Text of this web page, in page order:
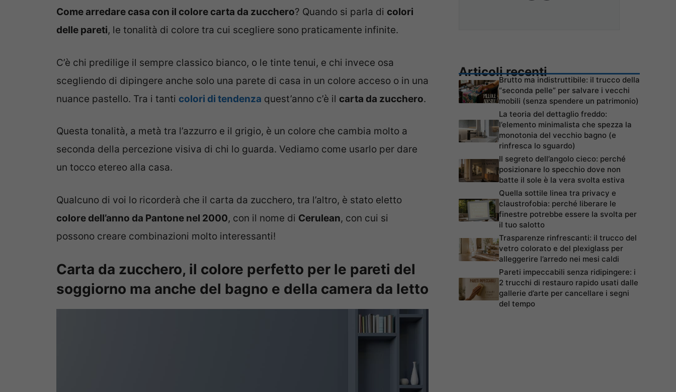
Come arredare casa con il colore carta da zucchero? Quando si parla di colori
delle pareti, le tonalità di colore tra cui scegliere sono praticamente infinite.
C’è chi predilige il sempre classico bianco, o le tinte tenui, e chi invece osa
scegliendo di dipingere anche solo una parete di casa in un colore acceso o in una
nuance pastello. Tra i tanti colori di tendenza quest’anno c’è il carta da zucchero.
Questa tonalità, a metà tra l’azzurro e il grigio, è un colore che cambia molto a
seconda della percezione visiva di chi lo guarda. Vediamo come usarlo per dare
un tocco etereo alla casa.
Qualcuno di voi lo ricorderà che il carta da zucchero, tra l’altro, è stato eletto
colore dell’anno da Pantone nel 2000, con il nome di Cerulean, con cui si
possono creare combinazioni molto interessanti!
Carta da zucchero, il colore perfetto per le pareti del
soggiorno ma anche del bagno e della camera da letto
Articoli recenti
Brutto ma indistruttibile: il trucco della
“seconda pelle” per salvare i vecchi
mobili (senza spendere un patrimonio)
La teoria del dettaglio freddo:
l’elemento minimalista che spezza la
monotonia del vecchio bagno (e
rinfresca lo sguardo)
Il segreto dell’angolo cieco: perché
posizionare lo specchio dove non
batte il sole è la vera svolta estiva
Quella sottile linea tra privacy e
claustrofobia: perché liberare le
finestre potrebbe essere la svolta per
il tuo salotto
Trasparenze rinfrescanti: il trucco del
vetro colorato e del plexiglass per
alleggerire l’arredo nei mesi caldi
Pareti impeccabili senza ridipingere: i
2 trucchi di restauro rapido usati dalle
gallerie d’arte per cancellare i segni
del tempo